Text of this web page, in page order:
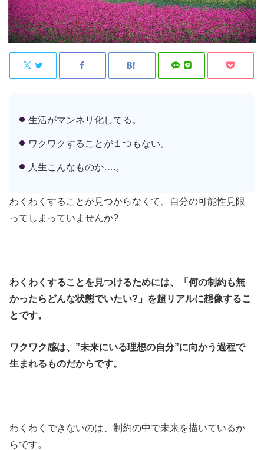
生活がマンネリ化してる。
ワクワクすることが１つもない。
人生こんなものか….。
わくわくすることが見つからなくて、自分の可能性見限
ってしまっていませんか?
わくわくすることを見つけるためには、「何の制約も無
かったらどんな状態でいたい?」を超リアルに想像するこ
とです。
ワクワク感は、”未来にいる理想の自分”に向かう過程で
生まれるものだからです。
わくわくできないのは、制約の中で未来を描いているか
らです。